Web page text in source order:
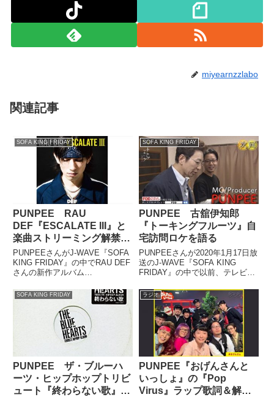
miyearnzzlabo
関連記事
SOFA KING FRIDAY
PUNPEE RAU
DEF『ESCALATE III』と
楽曲ストリーミング解禁を
語る
PUNPEEさんがJ-WAVE『SOFA
KING FRIDAY』の中でRAU DEF
さんの新作アルバム
ク。さらにRAU DEFさん楽曲の
ストリーミングサービス解禁につ
いても話していました。
SOFA KING FRIDAY
PUNPEE 古舘伊知郎
『トーキングフルーツ』自
宅訪問ロケを語る
PUNPEEさんが2020年1月17日放
送のJ-WAVE『SOFA KING
FRIDAY』の中で以前、テレビ番
古舘伊知郎さんがPUNPEEさん
の自宅を訪問し、楽曲制作風景な
どを紹介した件について話してい
ました...
SOFA KING FRIDAY
PUNPEE ザ・ブルーハ
ーツ・ヒップホップトリビ
ュート『終わらない歌』を
ラジオ
PUNPEE『おげんさんと
いっしょ』の『Pop
Virus』ラップ歌詞＆解説